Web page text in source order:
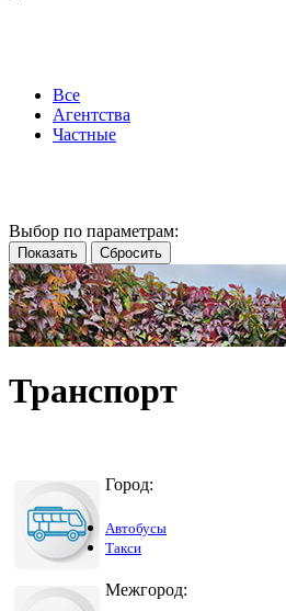
Все
Агентства
Частные
Выбор по параметрам:
Транспорт
Город:
Автобусы
Такси
Межгород: